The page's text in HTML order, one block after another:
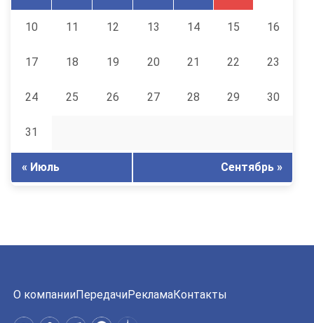
10 11 12 13 14 15 16
17 18 19 20 21 22 23
24 25 26 27 28 29 30
31
« Июль Сентябрь »
О компанииПередачиРекламаКонтакты